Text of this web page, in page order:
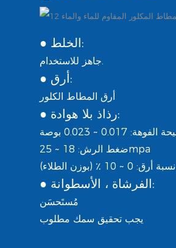
● الخلط:
جاهز للاستخدام.
● أرق:
أرق المطاط الكلور
● رذاذ بلا هوادة:
0.017 ~ 0.023 بوصة
ضغط الرش: 18 ~ 25mpa
نسبة أرق: 0 ~ 10 ٪ (بوزن الطلاء)
● الفرشاة ، الأسطوانة:
مُستَحسَن
يجب تحقيق سمك مطلوب